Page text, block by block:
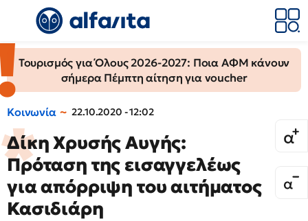
Τουρισμός για Όλους 2026-2027: Ποια ΑΦΜ κάνουν
σήμερα Πέμπτη αίτηση για voucher
Κοινωνία 22.10.2020 - 12:02
Δίκη Χρυσής Αυγής:
Πρόταση της εισαγγελέως
για απόρριψη του αιτήματος
Κασιδιάρη